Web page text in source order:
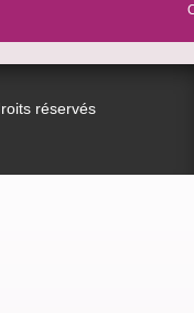
réservés